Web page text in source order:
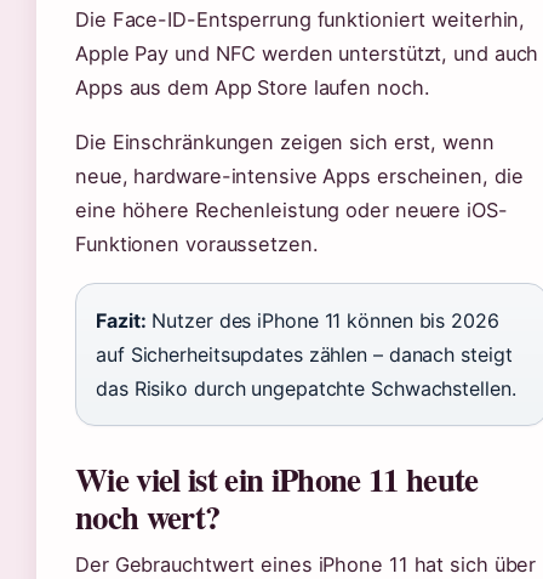
Die Face-ID-Entsperrung funktioniert weiterhin,
Apple Pay und NFC werden unterstützt, und auch
Apps aus dem App Store laufen noch.
Die Einschränkungen zeigen sich erst, wenn
neue, hardware-intensive Apps erscheinen, die
eine höhere Rechenleistung oder neuere iOS-
Funktionen voraussetzen.
Fazit: Nutzer des iPhone 11 können bis 2026
auf Sicherheitsupdates zählen – danach steigt
das Risiko durch ungepatchte Schwachstellen.
Wie viel ist ein iPhone 11 heute
noch wert?
Der Gebrauchtwert eines iPhone 11 hat sich über